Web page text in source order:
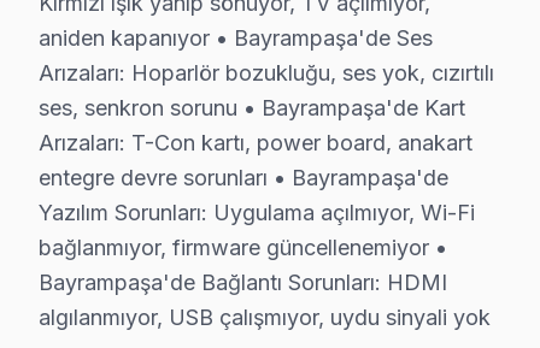
C: Evet. Bayrampaşa'de karmaşık tamirler 2-3 gün
S: Bayrampaşa'de Techwood panel'lerde en sık
C: atölyemizde Techwood WiFi bağlantı kopması
S: Bayrampaşa'de Techwood 4K modeli modelinde
C: Bayrampaşa'de Techwood 4K modeli modelinde
S: Bayrampaşa'de Techwood LED TV Smart arayüzü
C: Bayrampaşa servisimize başvurmadan önce
Bayrampaşa'de Techwood Hizmete Nasıl
aniden kapanıyor • Bayrampaşa'de Ses
Arızaları: Hoparlör bozukluğu, ses yok, cızırtılı
ses, senkron sorunu • Bayrampaşa'de Kart
Arızaları: T-Con kartı, power board, anakart
entegre devre sorunları • Bayrampaşa'de
Yazılım Sorunları: Uygulama açılmıyor, Wi-Fi
bağlanmıyor, firmware güncellenemiyor •
Bayrampaşa'de Bağlantı Sorunları: HDMI
algılanmıyor, USB çalışmıyor, uydu sinyali yok